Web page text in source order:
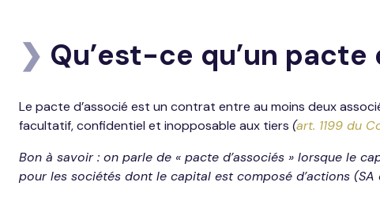
Paie & RH
Gestion du patrimoine
Protection sociale
Tertiaire
❯ Qu’est-ce qu’un pacte
Le pacte d’associé est un contrat entre au moins deux
facultatif, confidentiel et inopposable aux tiers (art. 1199 du
Bon à savoir : on parle de « pacte d’associés » lorsque le
pour les sociétés dont le capital est composé d’actions